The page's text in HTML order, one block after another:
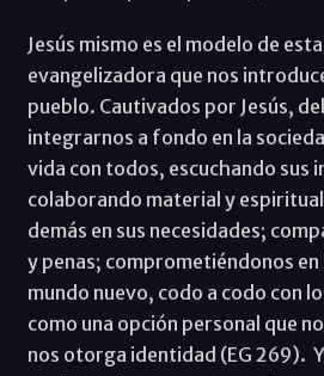
Jesús mismo es el modelo de
evangelizadora que nos
pueblo. Cautivados por Jesús,
integrarnos a fondo en la
vida con todos, escuchando sus
colaborando material y
demás en sus necesidades;
y penas; comprometiéndonos en
mundo nuevo, codo a codo con
como una opción personal que
nos otorga identidad (EG 269).